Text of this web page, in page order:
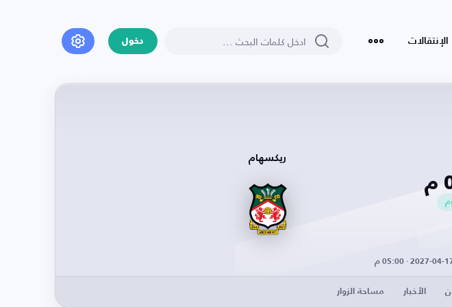
الإنتقالات دخول
ريكسهام
الأخبار مساحة الزوار